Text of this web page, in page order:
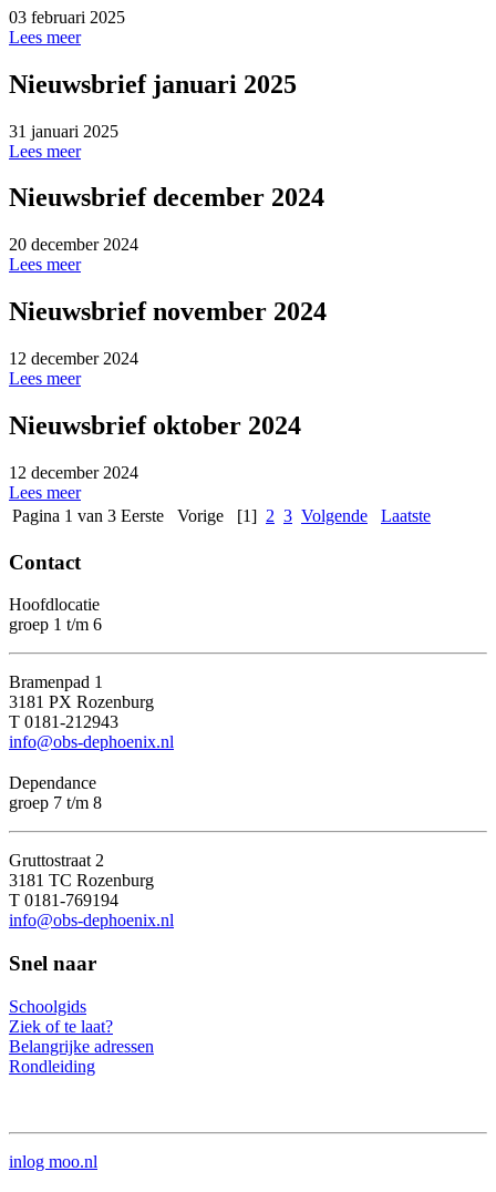
03 februari 2025
Lees meer
Nieuwsbrief januari 2025
31 januari 2025
Lees meer
Nieuwsbrief december 2024
20 december 2024
Lees meer
Nieuwsbrief november 2024
12 december 2024
Lees meer
Nieuwsbrief oktober 2024
12 december 2024
Lees meer
Pagina 1 van 3 Eerste Vorige [1] 2 3 Volgende Laatste
Contact
Hoofdlocatie
groep 1 t/m 6
Bramenpad 1
3181 PX Rozenburg
T 0181-212943
info@obs-dephoenix.nl
Dependance
groep 7 t/m 8
Gruttostraat 2
3181 TC Rozenburg
T 0181-769194
info@obs-dephoenix.nl
Snel naar
Schoolgids
Ziek of te laat?
Belangrijke adressen
Rondleiding
inlog moo.nl